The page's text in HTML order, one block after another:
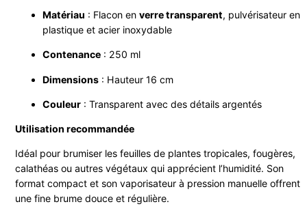
Matériau : Flacon enverre transparent, pulvérisateur en
plastique et acier inoxydable
Contenance : 250 ml
Dimensions : Hauteur 16 cm
Couleur : Transparent avec des détails argentés
Utilisation recommandée
Idéal pour brumiser les feuilles de plantes tropicales, fougères,
calathéas ou autres végétaux qui apprécient l’humidité. Son
format compact et son vaporisateur à pression manuelle offrent
une fine brume douce et régulière.